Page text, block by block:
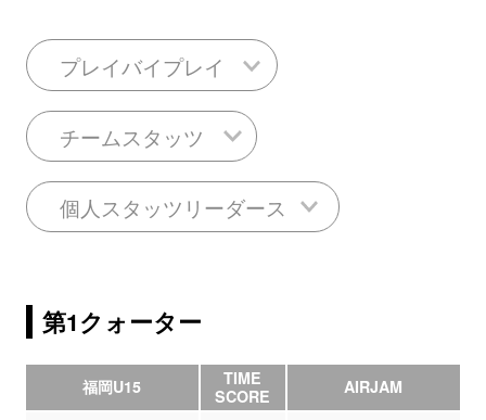
プレイバイプレイ
チームスタッツ
個人スタッツリーダース
第1クォーター
福岡U15
TIME
SCORE
AIRJAM